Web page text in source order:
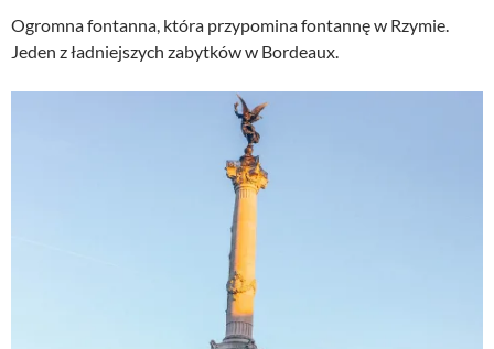
Ogromna fontanna, która przypomina fontannę w Rzymie.
Jeden z ładniejszych zabytków w Bordeaux.